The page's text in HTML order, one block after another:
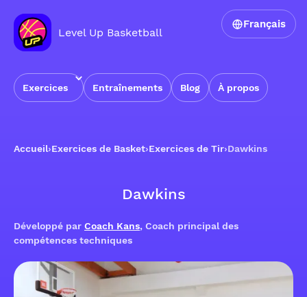
Level Up Basketball
Exercices Entraînements Blog À propos
Français
Accueil›Exercices de Basket›Exercices de Tir›Dawkins
Dawkins
Développé par Coach Kans, Coach principal des
compétences techniques